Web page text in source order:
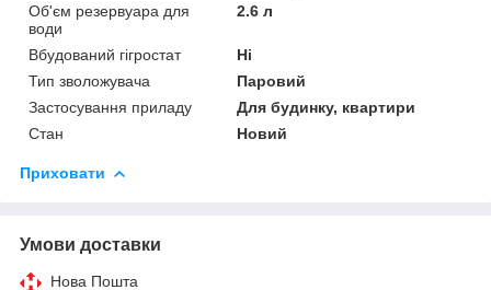
Об'єм резервуара для
води
2.6 л
Вбудований гігростат
Ні
Тип зволожувача
Паровий
Застосування приладу
Для будинку, квартири
Стан
Новий
Приховати
Умови доставки
Нова Пошта